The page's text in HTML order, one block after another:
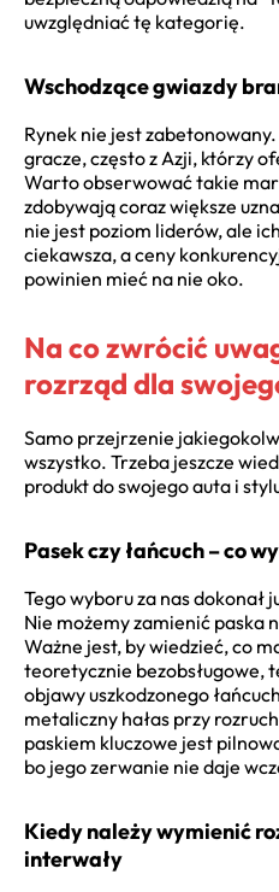
uwzględniać tę kategorię.
Wschodzące gwiazdy
Rynek nie jest
gracze, często z Azji, którzy
Warto obserwować takie
zdobywają coraz większe
nie jest poziom liderów, ale
ciekawsza, a ceny
powinien mieć na nie oko.
Na co zwrócić
rozrząd dla
Samo przejrzenie
wszystko. Trzeba jeszcze
produkt do swojego auta i
Pasek czy łańcuch – co
Tego wyboru za nas dokonał
Nie możemy zamienić paska
Ważne jest, by wiedzieć, co
teoretycznie bezobsługowe,
objawy uszkodzonego
metaliczny hałas przy
paskiem kluczowe jest
bo jego zerwanie nie daje
Kiedy należy wymienić
interwały